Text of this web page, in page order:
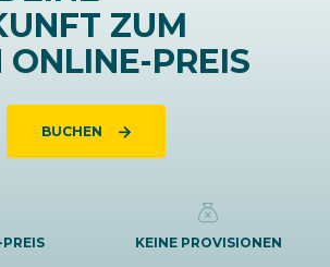
ZUM
ONLINE-PREIS
BUCHEN
KEINE PROVISIONEN